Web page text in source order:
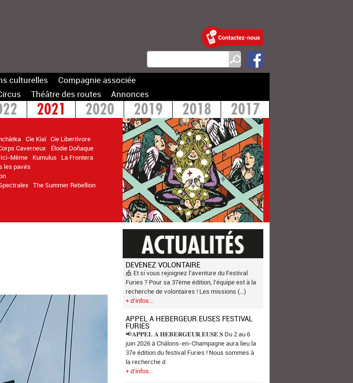
culturelles
Compagnie associée
Théâtre des routes Annonces
2021
Cie Kiaï Cie Libertivore
Caverneux
Élodie Doñaque
Ici-Même Kumulus
La Frontera
les pavés
The Summer Rebellion
2020 2019 2018
2017
DEVENEZ VOLONTAIRE
🎪 Et si vous rejoignez l’aventure du Festival
Furies ? Pour sa 37ème édition, l’équipe est à la
recherche de volontaires ! Les missions (…)
+ d'infos...
APPEL A HEBERGEUR.EUSES FESTIVAL
FURIES
📢𝐀𝐏𝐏𝐄𝐋 𝐀 𝐇𝐄𝐁𝐄𝐑𝐆𝐄𝐔𝐑.𝐄𝐔𝐒𝐄.𝐒 Du 2 au 6
juin 2026 à Châlons-en-Champagne aura lieu la
37e édition du festival Furies ! Nous sommes à
la recherche d
+ d'infos...